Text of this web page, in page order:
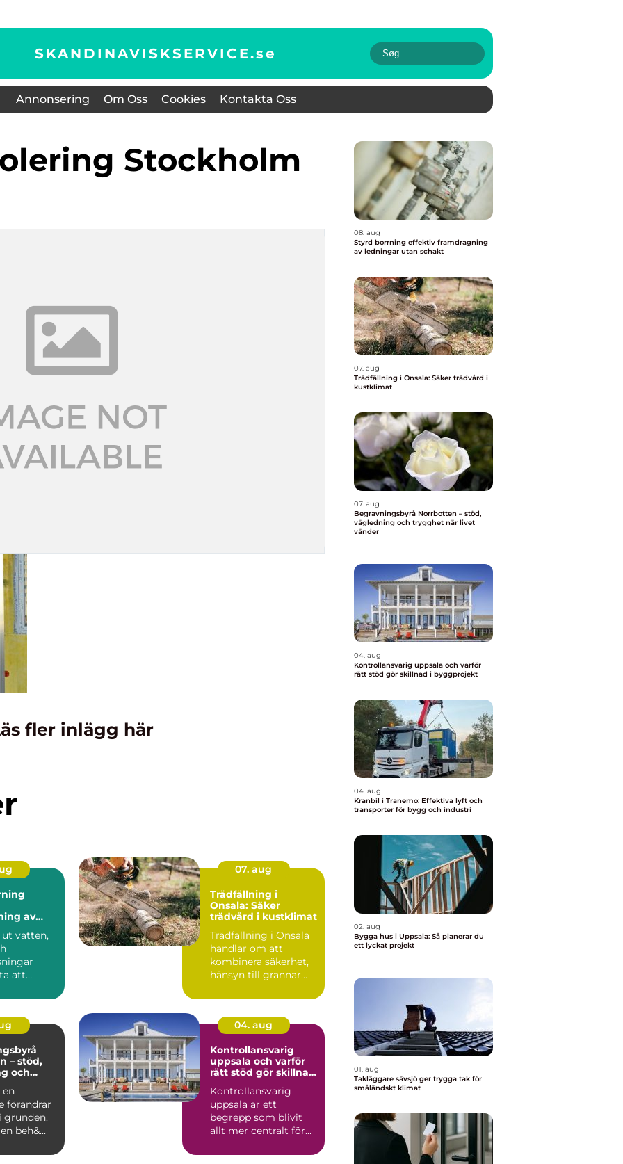
SKANDINAVISKSERVICE.se
Annonsering Om Oss Cookies Kontakta Oss
Stockholm
fler inlägg här
av
vatten,
att
07. aug
Trädfällning i
Onsala: Säker
trädvård i kustklimat
Trädfällning i Onsala
handlar om att
kombinera säkerhet,
hänsyn till grannar
– stöd,
och
förändrar
grunden.
beh&...
04. aug
Kontrollansvarig
uppsala och varför
rätt stöd gör skillnad
Kontrollansvarig
uppsala är ett
begrepp som blivit
allt mer centralt för
företag ...
08. aug
Styrd borrning effektiv framdragning
av ledningar utan schakt
07. aug
Trädfällning i Onsala: Säker trädvård i
kustklimat
07. aug
Begravningsbyrå Norrbotten – stöd,
vägledning och trygghet när livet
vänder
04. aug
Kontrollansvarig uppsala och varför
rätt stöd gör skillnad i byggprojekt
04. aug
Kranbil i Tranemo: Effektiva lyft och
transporter för bygg och industri
02. aug
Bygga hus i Uppsala: Så planerar du
ett lyckat projekt
01. aug
Takläggare sävsjö ger trygga tak för
småländskt klimat